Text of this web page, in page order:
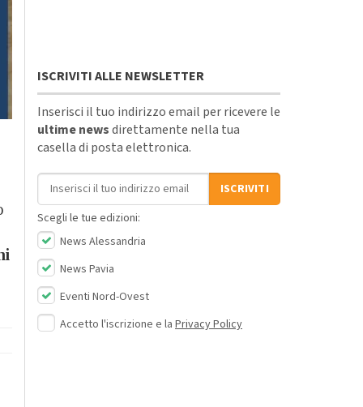
ISCRIVITI ALLE NEWSLETTER
Inserisci il tuo indirizzo email per ricevere le
ultime newsdirettamente nella tua
casella di posta elettronica.
Indirizzo email
ISCRIVITI
Scegli le tue edizioni:
News Alessandria
News Pavia
Eventi Nord-Ovest
Accetto l'iscrizione e la Privacy Policy